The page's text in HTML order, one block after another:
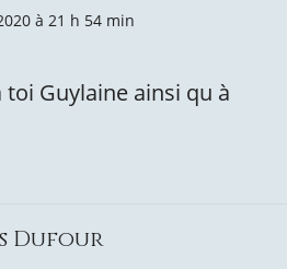
à 21 h 54 min
toi Guylaine ainsi qu à
Dufour